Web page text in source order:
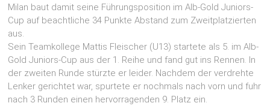
Milan baut damit seine Führungsposition im Alb-Gold Juniors-
Cup auf beachtliche 34 Punkte Abstand zum Zweitplatzierten
aus.
Sein Teamkollege Mattis Fleischer (U13) startete als 5. im Alb-
Gold Juniors-Cup aus der 1. Reihe und fand gut ins Rennen. In
der zweiten Runde stürzte er leider. Nachdem der verdrehte
Lenker gerichtet war, spurtete er nochmals nach vorn und fuhr
nach 3 Runden einen hervorragenden 9. Platz ein.